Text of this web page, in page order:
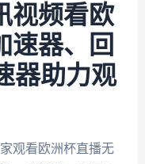
视频看欧
速器、回
器助力观
观看欧洲杯直播无